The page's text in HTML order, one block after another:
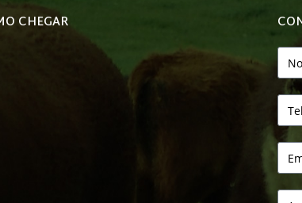
CHEGAR